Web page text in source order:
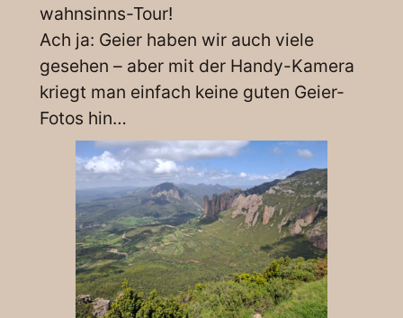
wahnsinns-Tour!
Ach ja: Geier haben wir auch viele
gesehen – aber mit der Handy-Kamera
kriegt man einfach keine guten Geier-
Fotos hin…